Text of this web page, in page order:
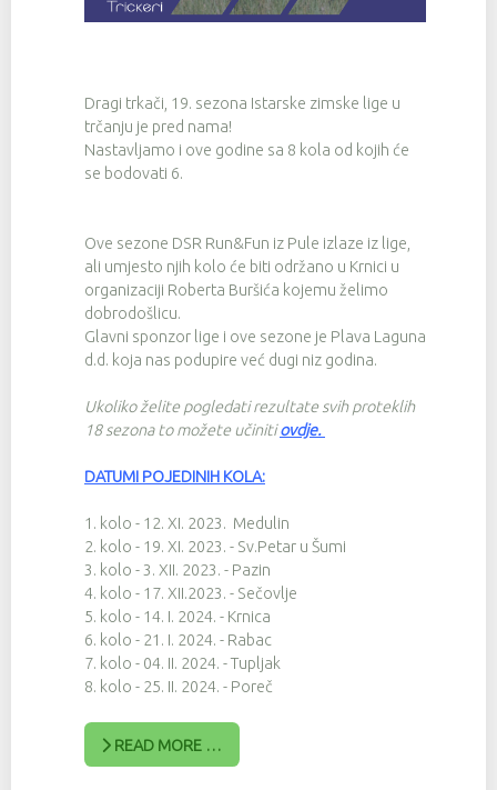
Dragi trkači, 19. sezona Istarske zimske lige u
trčanju je pred nama!
Nastavljamo i ove godine sa 8 kola od kojih će
se bodovati 6.
Ove sezone DSR Run&Fun iz Pule izlaze iz lige,
ali umjesto njih kolo će biti održano u Krnici u
organizaciji Roberta Buršića kojemu želimo
dobrodošlicu.
Glavni sponzor lige i ove sezone je Plava Laguna
d.d. koja nas podupire već dugi niz godina.
Ukoliko želite pogledati rezultate svih proteklih
18 sezona to možete učinitiovdje.
DATUMI POJEDINIH KOLA:
1. kolo - 12. XI. 2023. Medulin
2. kolo - 19. XI. 2023. - Sv.Petar u Šumi
3. kolo - 3. XII. 2023. - Pazin
4. kolo - 17. XII.2023. - Sečovlje
5. kolo - 14. I. 2024. - Krnica
6. kolo - 21. I. 2024. - Rabac
7. kolo - 04. II. 2024. - Tupljak
8. kolo - 25. II. 2024. - Poreč
READ MORE …